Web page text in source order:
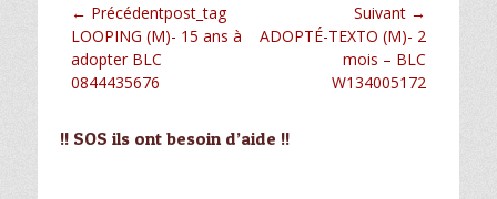
Navigation
de
l’article
← Précédentpost_tag
Article
précédent :
LOOPING (M)- 15 ans à
adopter BLC
0844435676
Suivant →
Article
ADOPTÉ-TEXTO (M)- 2
mois – BLC
W134005172
!! SOS ils ont besoin d’aide !!